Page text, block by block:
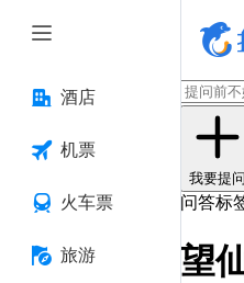
酒店
机票
火车票
旅游
我要提问
问答标
望